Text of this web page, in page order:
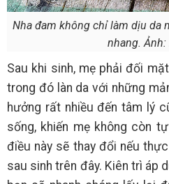
Nha đam không chỉ làm dịu da
nhang. Ảnh:
Sau khi sinh, mẹ phải đối
trong đó làn da với những
hưởng rất nhiều đến tâm lý
sống, khiến mẹ không còn
điều này sẽ thay đổi nếu
sau sinh trên đây. Kiên trì áp